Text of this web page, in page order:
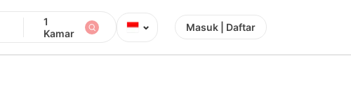
1
Kamar
⌄ Masuk | Daftar